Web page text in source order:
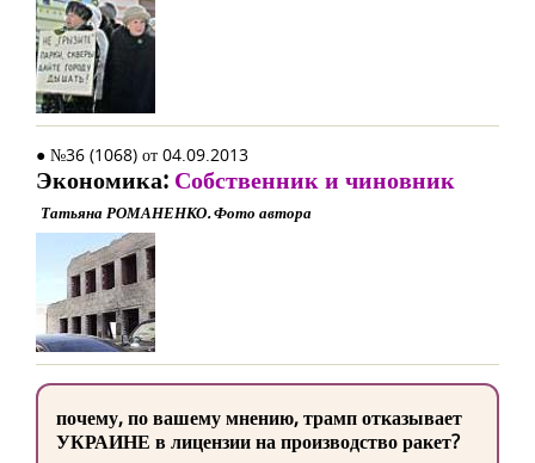
● №36 (1068) от 04.09.2013
Экономика: Собственник и чиновник
Татьяна РОМАНЕНКО. Фото автора
почему, по вашему мнению, трамп отказывает
УКРАИНЕ в лицензии на производство ракет?